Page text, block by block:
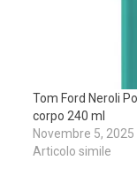
Tom Ford Neroli
corpo 240 ml
Novembre 5, 2025
Articolo simile